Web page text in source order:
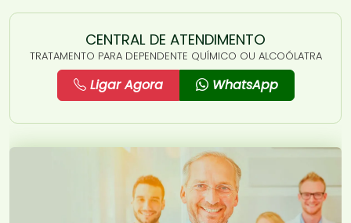
CENTRAL DE ATENDIMENTO
TRATAMENTO PARA DEPENDENTE QUÍMICO OU ALCOÓLATRA
Ligar Agora WhatsApp